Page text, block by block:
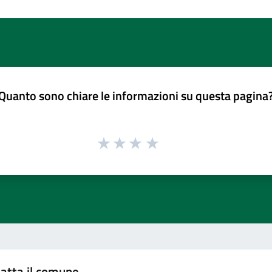
sono chiare le informazioni su questa